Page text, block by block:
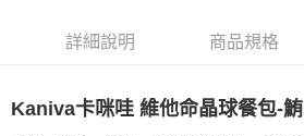
AFTEE先享後付是「在收到商品之後才付款」
便利好安心！
３．安心：先確認商品／服務後，再付款。
全家取貨付款
詳細說明 商品規格
Kaniva卡咪哇 維他命晶球餐包-